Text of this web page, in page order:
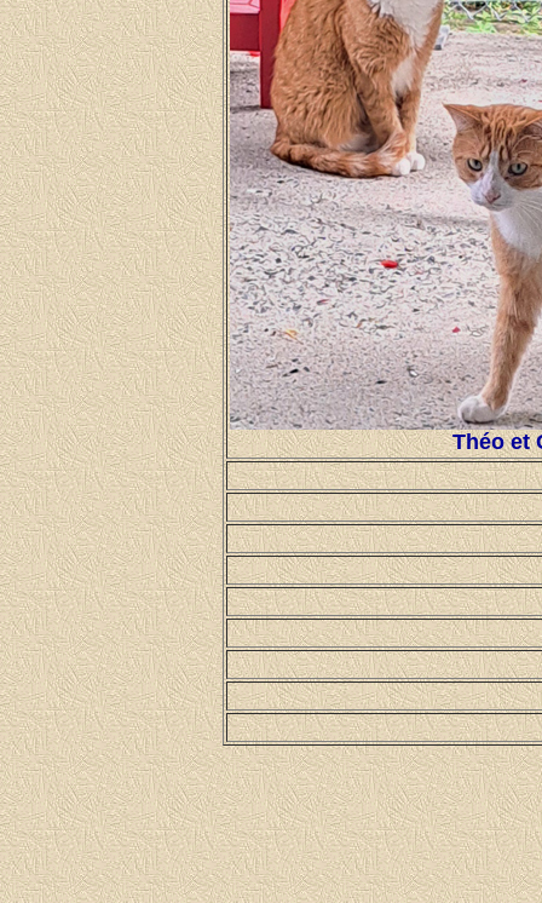
Théo et